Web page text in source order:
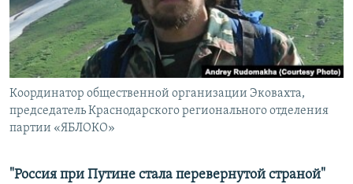
РАСПИСАНИЕ ВЕЩАНИЯ
ПОДПИШИТЕСЬ НА РАССЫЛКУ
СОЦИАЛЬНЫЕ СЕТИ
Координатор общественной организации Эковахта,
председатель Краснодарского регионального отделения
партии «ЯБЛОКО»
"Россия при Путине стала перевернутой страной"